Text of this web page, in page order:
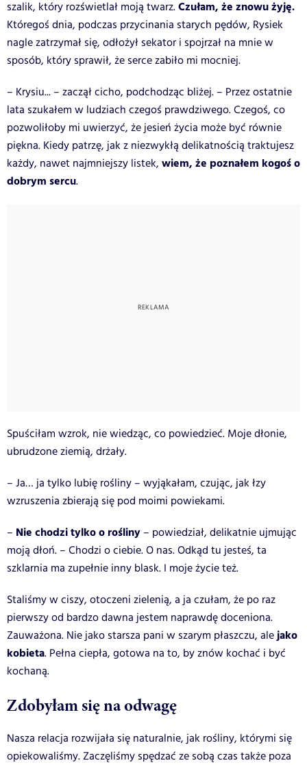
szalik, który rozświetlał moją twarz.Czułam, że znowu żyję.
Któregoś dnia, podczas przycinania starych pędów, Rysiek
nagle zatrzymał się, odłożył sekator i spojrzał na mnie w
sposób, który sprawił, że serce zabiło mi mocniej.
– Krysiu... – zaczął cicho, podchodząc bliżej. – Przez ostatnie
lata szukałem w ludziach czegoś prawdziwego. Czegoś, co
pozwoliłoby mi uwierzyć, że jesień życia może być równie
piękna. Kiedy patrzę, jak z niezwykłą delikatnością traktujesz
każdy, nawet najmniejszy listek, wiem, że poznałem kogoś o
dobrym sercu.
Spuściłam wzrok, nie wiedząc, co powiedzieć. Moje dłonie,
ubrudzone ziemią, drżały.
– Ja… ja tylko lubię rośliny – wyjąkałam, czując, jak łzy
wzruszenia zbierają się pod moimi powiekami.
– Nie chodzi tylko o rośliny – powiedział, delikatnie ujmując
moją dłoń. – Chodzi o ciebie. O nas. Odkąd tu jesteś, ta
szklarnia ma zupełnie inny blask. I moje życie też.
Staliśmy w ciszy, otoczeni zielenią, a ja czułam, że po raz
pierwszy od bardzo dawna jestem naprawdę doceniona.
Zauważona. Nie jako starsza pani w szarym płaszczu, alejako
kobieta. Pełna ciepła, gotowa na to, by znów kochać i być
kochaną.
Zdobyłam się na odwagę
Nasza relacja rozwijała się naturalnie, jak rośliny, którymi się
opiekowaliśmy. Zaczęliśmy spędzać ze sobą czas także poza